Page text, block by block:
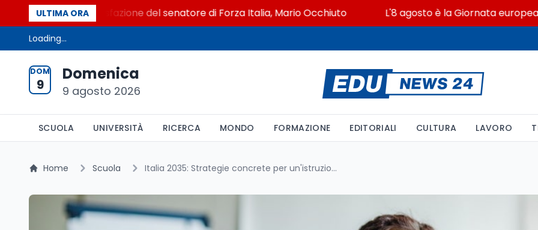
ULTIMA ORA
La soddisfazione del senatore di Forza Italia, Mario Occhiuto L'8 agosto è la Giornata europea in
Loading...
DOM
9
Domenica
9 agosto 2026
SCUOLA UNIVERSITÀ RICERCA MONDO FORMAZIONE EDITORIALI CULTURA LAVORO
Home Scuola Italia 2035: Strategie concrete per un'istruzione inclusiva e innovativa contro la dispersione scolastica